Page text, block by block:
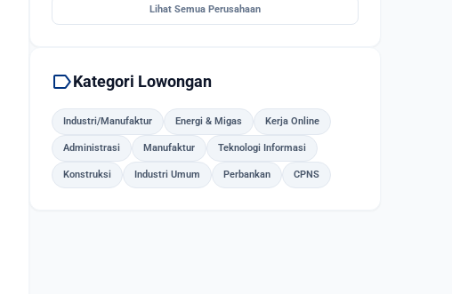
Lihat Semua Perusahaan
labelKategori Lowongan
Industri/Manufaktur Energi & Migas Kerja Online
Administrasi Manufaktur Teknologi Informasi
Konstruksi Industri Umum Perbankan CPNS